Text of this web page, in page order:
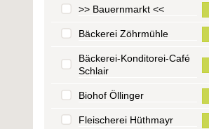
>> Bauernmarkt <<
Bäckerei Zöhrmühle
Bäckerei-Konditorei-Café
Schlair
Biohof Öllinger
Fleischerei Hüthmayr